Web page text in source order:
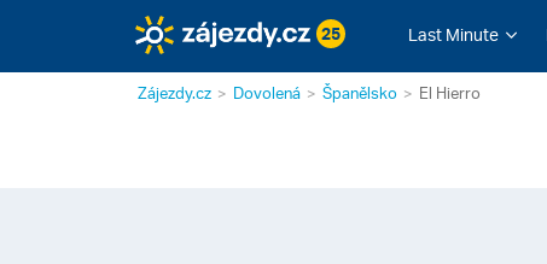
25 Last Minute
Zájezdy.cz Dovolená Španělsko El Hierro